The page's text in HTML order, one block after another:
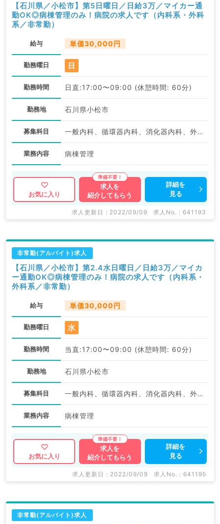
【石川県／小松市】第5日曜日／日給3万／マイカー通
勤OK◎病棟管理のみ！病院の求人です（内科系・外科
系／非常勤）
給与 単価30,000円
勤務曜日 日
勤務時間 日直:17:00〜09:00 (休憩時間: 60分)
勤務地 石川県小松市
募集科目 一般内科、循環器内科、消化器内科、外科系全般、一般外科、消化器外科
業務内容 病棟管理
お気に入り
求人を
紹介してもらう
詳細を
見る
求人更新日 : 2022/09/09 求人No. : 641193
非常勤(アルバイト)求人
【石川県／小松市】第2.4水日曜日／日給3万／マイカ
ー通勤OK◎病棟管理のみ！病院の求人です（内科系・
外科系／非常勤）
給与 単価30,000円
勤務曜日 水
勤務時間 当直:17:00〜09:00 (休憩時間: 60分)
勤務地 石川県小松市
募集科目 一般内科、循環器内科、消化器内科、外科系全般、一般外科、消化器外科
業務内容 病棟管理
お気に入り
求人を
紹介してもらう
詳細を
見る
求人更新日 : 2022/09/09 求人No. : 641195
非常勤(アルバイト)求人